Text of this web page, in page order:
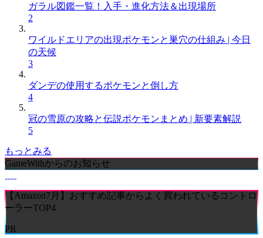
ガラル図鑑一覧！入手・進化方法＆出現場所
2
ワイルドエリアの出現ポケモンと巣穴の仕組み | 今日
の天候
3
ダンデの使用するポケモンと倒し方
4
冠の雪原の攻略と伝説ポケモンまとめ | 新要素解説
5
もっとみる
GameWithからのお知らせ
【Amazon7月】おすすめ記事からよく買われているコントロ
ーラーTOP4
PR